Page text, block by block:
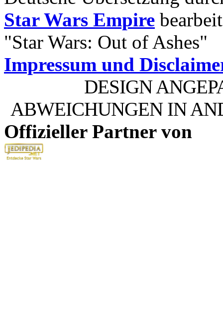
Star Wars Empire
"Star Wars: Out of Ashes"
Impressum und
DESIGN
ABWEICHUNGEN IN
Offizieller Partner von